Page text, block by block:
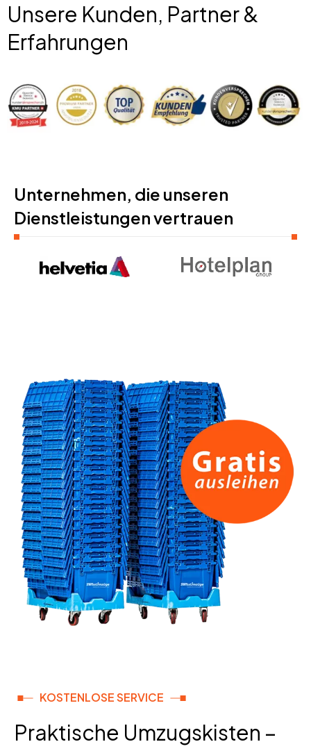
Unsere Kunden, Partner &
Erfahrungen
Unternehmen, die unseren
Dienstleistungen vertrauen
KOSTENLOSE SERVICE
Praktische Umzugskisten –